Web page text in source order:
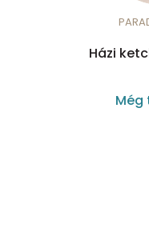
Házi
Még